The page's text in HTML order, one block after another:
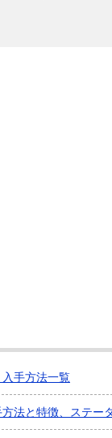
手方法一覧
法と特徴、ステー